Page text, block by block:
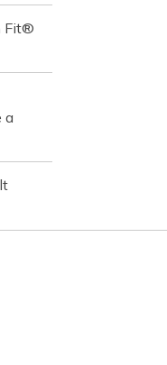
Fit®
a